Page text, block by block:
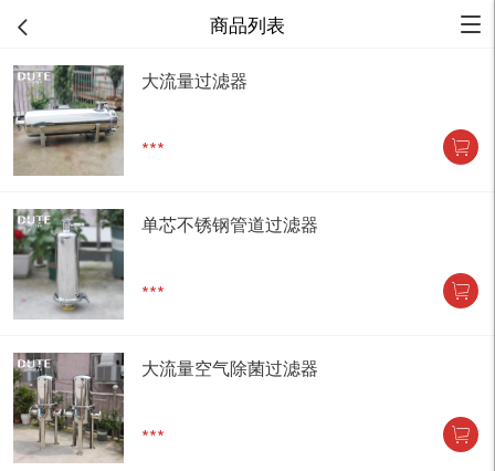
商品列表
大流量过滤器
***
单芯不锈钢管道过滤器
***
大流量空气除菌过滤器
***